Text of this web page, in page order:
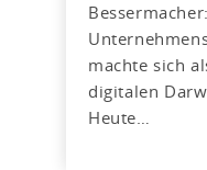
machte sich
digitalen
Heute…